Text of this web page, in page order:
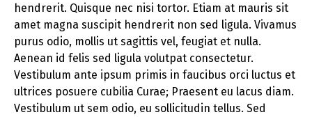
hendrerit. Quisque nec nisi tortor. Etiam at mauris sit
amet magna suscipit hendrerit non sed ligula. Vivamus
purus odio, mollis ut sagittis vel, feugiat et nulla.
Aenean id felis sed ligula volutpat consectetur.
Vestibulum ante ipsum primis in faucibus orci luctus et
ultrices posuere cubilia Curae; Praesent eu lacus diam.
Vestibulum ut sem odio, eu sollicitudin tellus. Sed